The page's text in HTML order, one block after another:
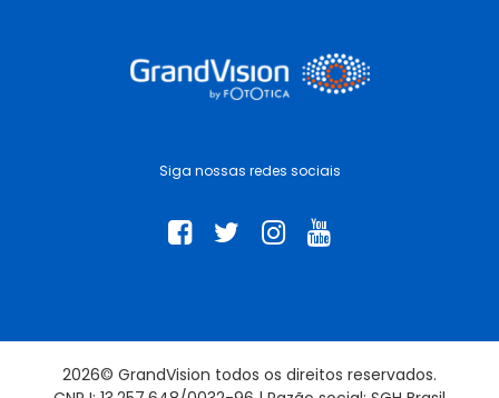
Siga nossas redes sociais
2026© GrandVision todos os direitos reservados.